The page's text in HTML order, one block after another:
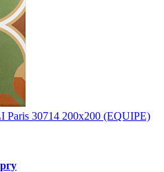
30714 200x200 (EQUIPE)